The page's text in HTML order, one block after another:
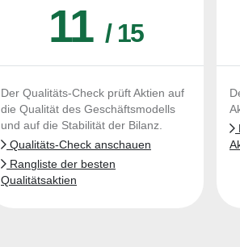
11 / 15
Der Qualitäts-Check prüft Aktien auf
die Qualität des Geschäftsmodells
und auf die Stabilität der Bilanz.
Qualitäts-Check anschauen
Rangliste der besten
Qualitätsaktien